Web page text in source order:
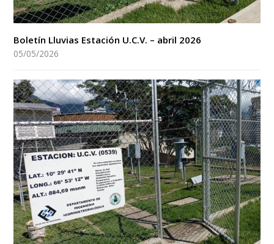
Boletín Lluvias Estación U.C.V. – abril 2026
05/05/2026